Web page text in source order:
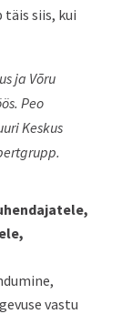
täis siis, kui
ja Võru
Peo
Keskus
vastu